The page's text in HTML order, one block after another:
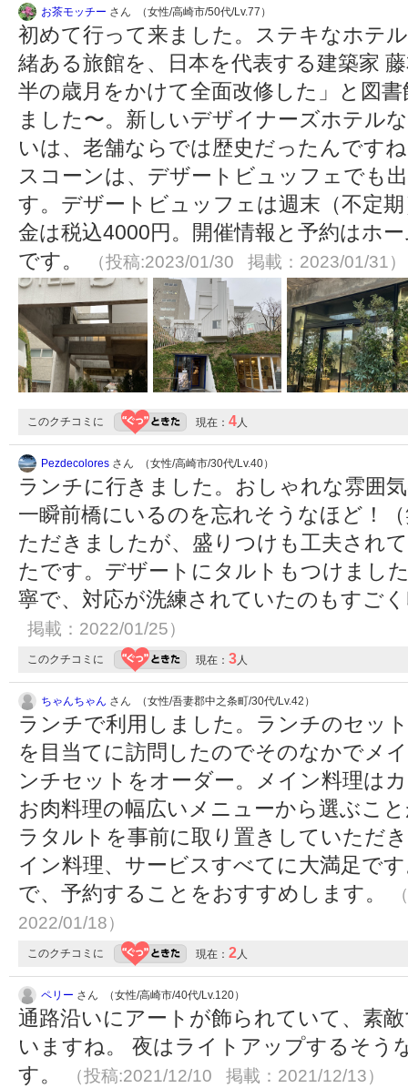
お茶モッチー さん （女性/高崎市/50代/Lv.77）
初めて行って来ました。ステキなホテ
緒ある旅館を、日本を代表する建築家
半の歳月をかけて全面改修した」と図
ました〜。新しいデザイナーズホテル
いは、老舗ならでは歴史だったんです
スコーンは、デザートビュッフェでも
す。デザートビュッフェは週末（不定
金は税込4000円。開催情報と予約はホ
です。
（投稿:2023/01/30 掲載：2023/01/31）
このクチコミに 現在： 4人
Pezdecolores さん （女性/高崎市/30代/Lv.40）
ランチに行きました。おしゃれな雰囲
一瞬前橋にいるのを忘れそうなほど！
ただきましたが、盛りつけも工夫され
たです。デザートにタルトもつけまし
寧で、対応が洗練されていたのもすご
掲載：2022/01/25）
このクチコミに 現在： 3人
ちゃんちゃん さん （女性/吾妻郡中之条町/30代/Lv.42）
ランチで利用しました。ランチのセッ
を目当てに訪問したのでそのなかでメ
ンチセットをオーダー。メイン料理は
お肉料理の幅広いメニューから選ぶこ
ラタルトを事前に取り置きしていただ
イン料理、サービスすべてに大満足で
で、予約することをおすすめします。
2022/01/18）
このクチコミに 現在： 2人
ペリー さん （女性/高崎市/40代/Lv.120）
通路沿いにアートが飾られていて、素
いますね。 夜はライトアップするそう
す。
（投稿:2021/12/10 掲載：2021/12/13）